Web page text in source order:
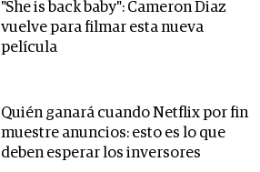
"She is back baby": Cameron Diaz
vuelve para filmar esta nueva
película
Quién ganará cuando Netflix por fin
muestre anuncios: esto es lo que
deben esperar los inversores